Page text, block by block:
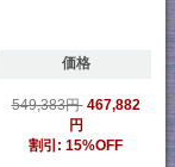
価格
549,383円 467,882
円
割引: 15%OFF